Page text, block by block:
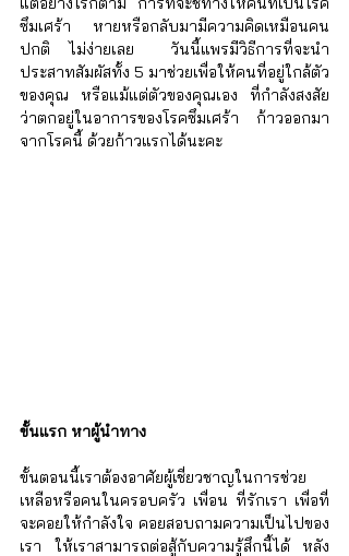
ซึมเศร้า หายหรือกลับมามีความคิดเหมือนคน
ปกติ ไม่ง่ายเลย  วันนี้แพรมีวิธีการที่จะนำ
ประสาทสัมผัสทั้ง 5 มาช่วยเพื่อให้คนที่อยู่ใกล้ตัว
ของคุณ หรือแม้แต่ตัวของคุณเอง ที่กำลังสงสัย
ว่าตกอยู่ในอาการของโรคซึมเศร้า ก้าวออกมา
จากโรคนี้ ด้วยก้าวแรกได้นะคะ
ขั้นแรก หาผู้นำทาง
ขั้นตอนนี้เราต้องอาศัยผู้เชี่ยวชาญในการช่วย
เหลือหรือคนในครอบครัว เพื่อน ที่รักเรา เพื่อที่
จะคอยให้กำลังใจ คอยสอบถามความเป็นไปของ
เรา ให้เราสามารถต่อสู้กับความรู้สึกนี้ได้ หลัง